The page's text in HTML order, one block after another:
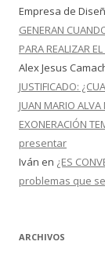
Empresa de
GENERAN
PARA REALIZAR
Alex Jesus
JUSTIFICADO:
JUAN MARIO ALVA
EXONERACIÓN
presentar
Iván en ¿ES
problemas que
ARCHIVOS